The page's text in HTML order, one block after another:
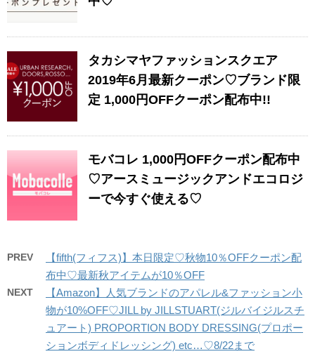
タカシマヤファッションスクエア
2019年6月最新クーポン♡ブランド限
定 1,000円OFFクーポン配布中!!
モバコレ 1,000円OFFクーポン配布中
♡アースミュージックアンドエコロジ
ーで今すぐ使える♡
PREV
【fifth(フィフス)】本日限定♡秋物10％OFFクーポン配
布中♡最新秋アイテムが10％OFF
NEXT
【Amazon】人気ブランドのアパレル&ファッション小
物が10%OFF♡JILL by JILLSTUART(ジルバイジルスチ
ュアート) PROPORTION BODY DRESSING(プロポー
ションボディドレッシング) etc…♡8/22まで